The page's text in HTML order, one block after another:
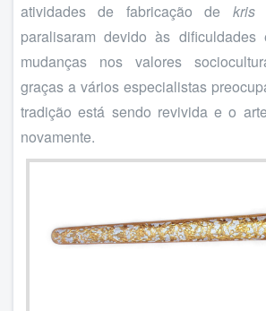
atividades de fabricação de kris
paralisaram devido às
mudanças nos valores
graças a vários especialistas
tradição está sendo revivida e o
novamente.